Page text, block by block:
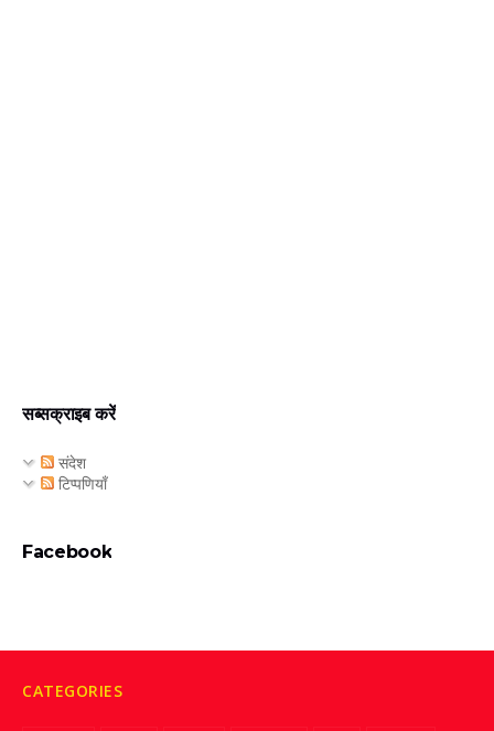
सब्सक्राइब करें
संदेश
टिप्पणियाँ
Facebook
CATEGORIES